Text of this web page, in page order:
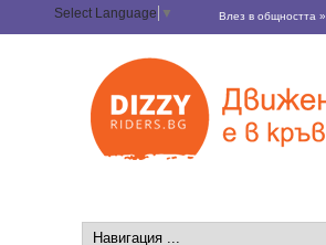
Select Language ▼ Влез в общността »